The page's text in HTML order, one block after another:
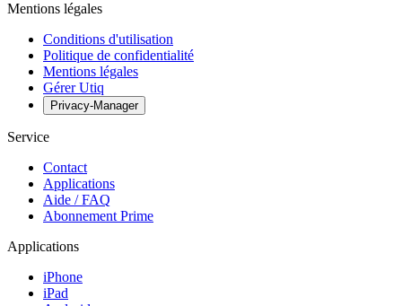
Mentions légales
Conditions d'utilisation
Politique de confidentialité
Mentions légales
Gérer Utiq
Privacy-Manager
Service
Contact
Applications
Aide / FAQ
Abonnement Prime
Applications
iPhone
iPad